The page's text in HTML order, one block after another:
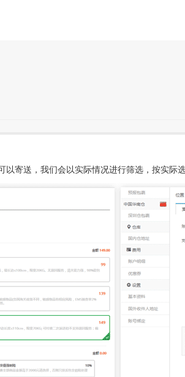
寄送，我们会以实际情况进行筛选，按实际